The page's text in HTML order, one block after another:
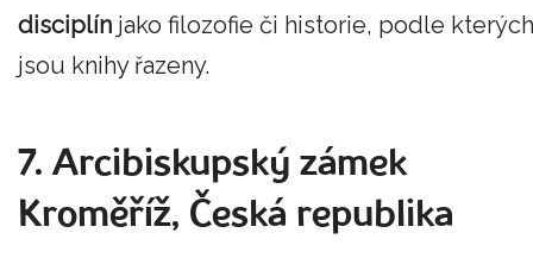
disciplín jako filozofie či historie, podle kterých
jsou knihy řazeny.
7. Arcibiskupský zámek
Kroměříž, Česká republika